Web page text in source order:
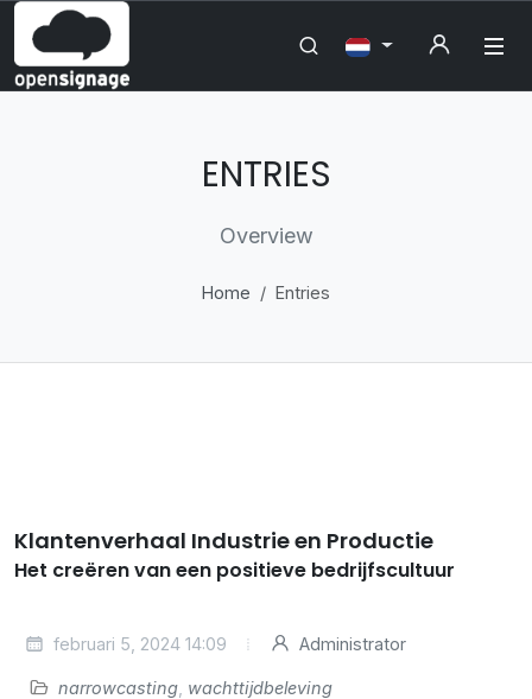
ENTRIES
Overview
Home Entries
Klantenverhaal Industrie en Productie
Het creëren van een positieve bedrijfscultuur
februari 5, 2024 14:09 Administrator
narrowcasting wachttijdbeleving